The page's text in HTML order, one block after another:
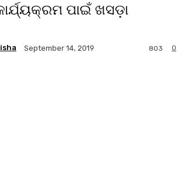
ପାଇଁ ଖସଡ଼ା
September 14, 2019 0
803